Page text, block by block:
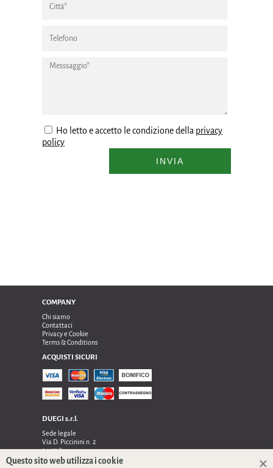
Ho letto e accetto le condizione della privacy
policy
INVIA
COMPANY
Chi siamo
Contattaci
Privacy e Cookie
Terms & Conditions
ACQUISTI SICURI
DUEGI s.r.l.
Sede legale
Via D. Piccinini n. 2
24122 Bergamo
Sede operativa e amministrativa:
Questo sito web utilizza i cookie